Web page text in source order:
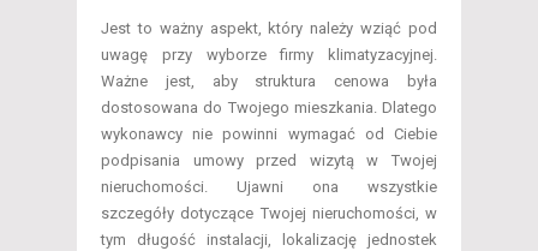
Jest to ważny aspekt, który należy wziąć pod
uwagę przy wyborze firmy klimatyzacyjnej.
Ważne jest, aby struktura cenowa była
dostosowana do Twojego mieszkania. Dlatego
wykonawcy nie powinni wymagać od Ciebie
podpisania umowy przed wizytą w Twojej
nieruchomości. Ujawni ona wszystkie
szczegóły dotyczące Twojej nieruchomości, w
tym długość instalacji, lokalizację jednostek